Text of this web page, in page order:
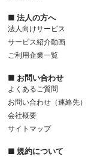
■ 法人の方へ
法人向けサービス
サービス紹介動画
ご利用企業一覧
■ お問い合わせ
よくあるご質問
お問い合わせ（連絡先）
会社概要
サイトマップ
■ 規約について